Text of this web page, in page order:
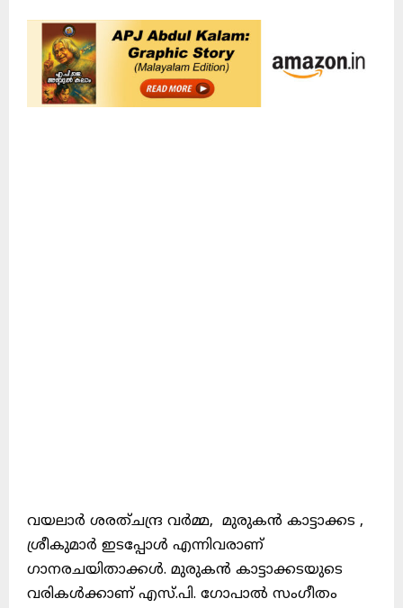
വയലാർ ശരത്ചന്ദ്ര വർമ്മ, മുരുകൻ കാട്ടാക്കട ,
ശ്രീകുമാർ ഇടപ്പോൾ എന്നിവരാണ്
ഗാനരചയിതാക്കൾ. മുരുകൻ കാട്ടാക്കടയുടെ
വരികൾക്കാണ് എസ്.പി. ഗോപാൽ സംഗീതം